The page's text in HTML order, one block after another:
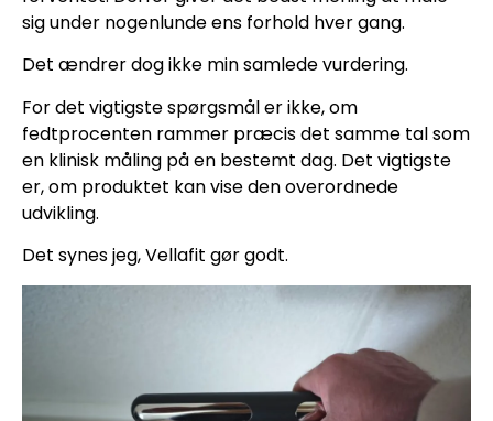
sig under nogenlunde ens forhold hver gang.
Det ændrer dog ikke min samlede vurdering.
For det vigtigste spørgsmål er ikke, om
fedtprocenten rammer præcis det samme tal som
en klinisk måling på en bestemt dag. Det vigtigste
er, om produktet kan vise den overordnede
udvikling.
Det synes jeg, Vellafit gør godt.